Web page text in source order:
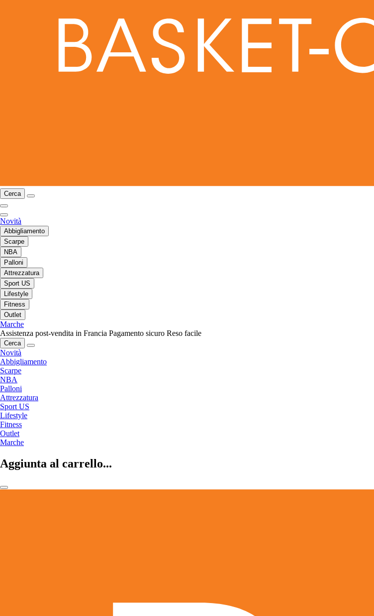
Cerca
Novità
Abbigliamento
Scarpe
NBA
Palloni
Attrezzatura
Sport US
Lifestyle
Fitness
Outlet
Marche
Assistenza post-vendita in Francia Pagamento sicuro Reso facile
Cerca
Novità
Abbigliamento
Scarpe
NBA
Palloni
Attrezzatura
Sport US
Lifestyle
Fitness
Outlet
Marche
Aggiunta al carrello...